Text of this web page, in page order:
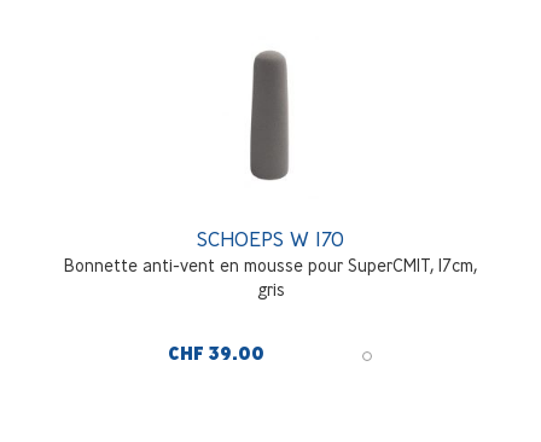
SCHOEPS W 170
Bonnette anti-vent en mousse pour SuperCMIT, 17cm,
gris
CHF 39.00